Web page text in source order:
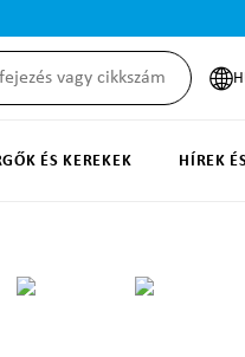
ÉS KEREKEK HÍREK